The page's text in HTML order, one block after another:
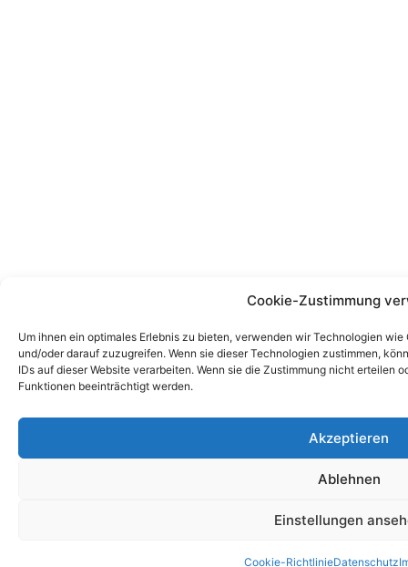
Cookie-Zustimmung
Um ihnen ein optimales Erlebnis zu bieten, verwenden wir Technologien
und/oder darauf zuzugreifen. Wenn sie dieser Technologien zustimmen,
IDs auf dieser Website verarbeiten. Wenn sie die Zustimmung nicht erteilen
Funktionen beeinträchtigt werden.
Akzeptieren
Ablehnen
Einstellungen
Cookie-RichtlinieDatenschutz